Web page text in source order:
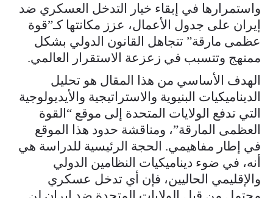
واستمرارها في إبقاء خيار التدخل العسكري ضد
إيران على جدول الأعمال، عزز مكانتها كـ”قوة
عظمى مارقة” تتجاهل القانون الدولي بشكل
ممنهج وتتسبب في زعزعة الاستقرار العالمي.
الهدف الأساسي من هذا المقال هو تحليل
الديناميكيات البنيوية والاستراتيجية والأيديولوجية
التي تدفع الولايات المتحدة إلى موقع “القوة
العظمى المارقة”، ومناقشة حدود هذا الموقع
في إطار مفاهيمي. الحجة الرئيسية للدراسة هي
أنه، في ضوء ديناميكيات النظامين الدولي
والإقليمي الحاليين، فإن أي تدخل عسكري
محتمل من قبل الولايات المتحدة ضد إيران لن